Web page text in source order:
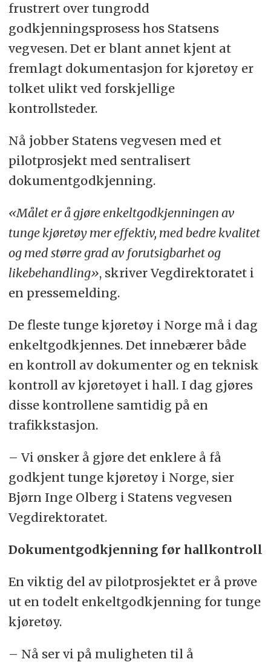
frustrert over tungrodd
godkjenningsprosess hos Statsens
vegvesen. Det er blant annet kjent at
fremlagt dokumentasjon for kjøretøy er
tolket ulikt ved forskjellige
kontrollsteder.
Nå jobber Statens vegvesen med et
pilotprosjekt med sentralisert
dokumentgodkjenning.
«Målet er å gjøre enkeltgodkjenningen av
tunge kjøretøy mer effektiv, med bedre kvalitet
og med større grad av forutsigbarhet og
likebehandling», skriver Vegdirektoratet i
en pressemelding.
De fleste tunge kjøretøy i Norge må i dag
enkeltgodkjennes. Det innebærer både
en kontroll av dokumenter og en teknisk
kontroll av kjøretøyet i hall. I dag gjøres
disse kontrollene samtidig på en
trafikkstasjon.
– Vi ønsker å gjøre det enklere å få
godkjent tunge kjøretøy i Norge, sier
Bjørn Inge Olberg i Statens vegvesen
Vegdirektoratet.
Dokumentgodkjenning før hallkontroll
En viktig del av pilotprosjektet er å prøve
ut en todelt enkeltgodkjenning for tunge
kjøretøy.
– Nå ser vi på muligheten til å